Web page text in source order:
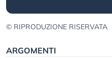
© RIPRODUZIONE RISERVATA
ARGOMENTI